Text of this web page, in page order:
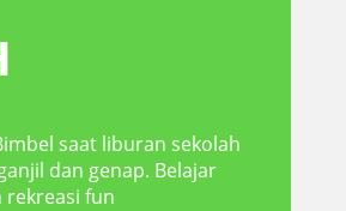
saat liburan sekolah
dan genap. Belajar
rekreasi fun